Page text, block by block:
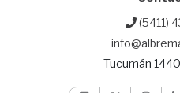
(5411)
Tucumán